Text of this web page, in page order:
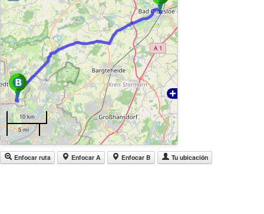
10 km
5 mi
Enfocar ruta Enfocar A Enfocar B Tu ubicación